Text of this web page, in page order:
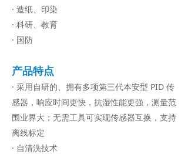
解决方案
넸室内空气监测
大气监测
넸气体探测
相关案例
室内空气检测
· 造纸、印染
· 科研、教育
· 国防
产品特点
· 采用自研的、拥有多项第三代本安型 PID 传
感器，响应时间更快，抗湿性能更强，测量范
围业界大；无需工具可实现传感器互换，支持
离线标定
· 自清洗技术